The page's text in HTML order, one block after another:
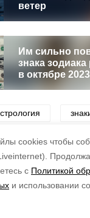
cookies чтобы
с Политикой
и использовании
ветер
Им сильно
знака
в октябре
прогноз